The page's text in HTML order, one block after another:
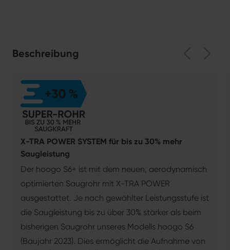
Beschreibung
X-TRA POWER SYSTEM für bis zu 30% mehr
Saugleistung
Der hoogo S6+ ist mit dem neuen, aerodynamisch
optimierten Saugrohr mit X-TRA POWER
ausgestattet. Je nach gewählter Leistungsstufe ist
die Saugleistung bis zu über 30% stärker als beim
bisherigen Saugrohr unseres Modells hoogo S6
(Baujahr 2023). Dies ermöglicht die Aufnahme von